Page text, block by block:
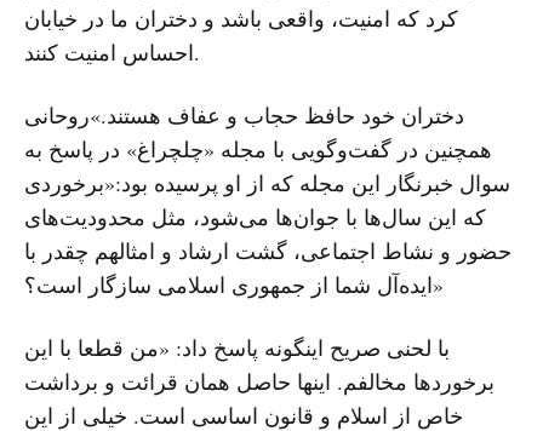
کرد که امنیت، واقعی باشد و دختران ما در خیابان
احساس امنیت کنند.
دختران خود حافظ حجاب و عفاف هستند.»روحانی
همچنین در گفت‌وگویی با مجله «چلچراغ» در پاسخ به
سوال خبرنگار این مجله که از او پرسیده بود:«برخوردی
که این سال‌ها با جوان‌ها می‌شود، مثل محدودیت‌های
حضور و نشاط اجتماعی، گشت ارشاد و امثالهم چقدر با
ایده‌آل شما از جمهوری اسلامی سازگار است؟»
با لحنی صریح اینگونه پاسخ داد: «من قطعا با این
برخوردها مخالفم. اینها حاصل همان قرائت و برداشت
خاص از اسلام و قانون اساسی است. خیلی از این